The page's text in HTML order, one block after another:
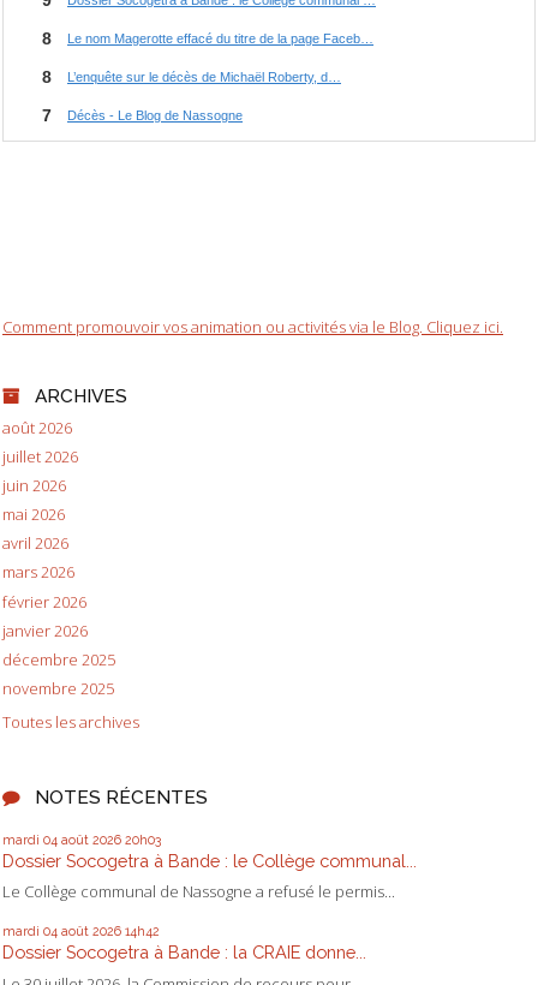
Comment promouvoir vos animation ou activités via le Blog. Cliquez ici.
ARCHIVES
août 2026
juillet 2026
juin 2026
mai 2026
avril 2026
mars 2026
février 2026
janvier 2026
décembre 2025
novembre 2025
Toutes les archives
NOTES RÉCENTES
mardi 04 août 2026 20h03
Dossier Socogetra à Bande : le Collège communal...
Le Collège communal de Nassogne a refusé le permis...
mardi 04 août 2026 14h42
Dossier Socogetra à Bande : la CRAIE donne...